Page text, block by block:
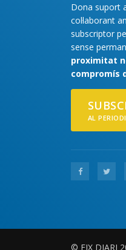
Dona suport
col·laborant
subscriptor
sense
proximitat
compromís
AL
© EIX DIARI